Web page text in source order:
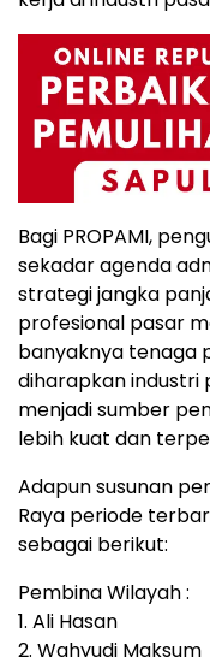
Bagi PROPAMI,
sekadar agenda
strategi jangka
profesional pasar
banyaknya tenaga
diharapkan industri
menjadi sumber
lebih kuat dan
Adapun susunan
Raya periode
sebagai berikut:
Pembina Wilayah :
1. Ali Hasan
2. Wahyudi Maksum